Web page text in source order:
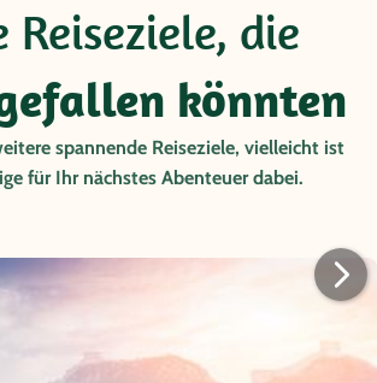
Reiseziele, die
könnten
spannende Reiseziele, vielleicht ist
für Ihr nächstes Abenteuer dabei.